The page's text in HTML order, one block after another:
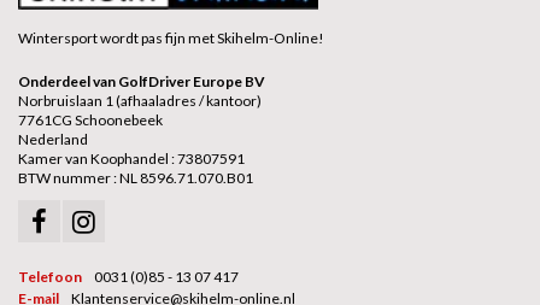
Wintersport wordt pas fijn met Skihelm-Online!
Onderdeel van GolfDriver Europe BV
Norbruislaan 1 (afhaaladres / kantoor)
7761CG Schoonebeek
Nederland
Kamer van Koophandel : 73807591
BTW nummer : NL 8596.71.070.B01
Telefoon
0031 (0)85 - 13 07 417
E-mail
Klantenservice@skihelm-online.nl